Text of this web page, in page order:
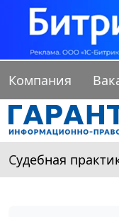
Компания
Судебная